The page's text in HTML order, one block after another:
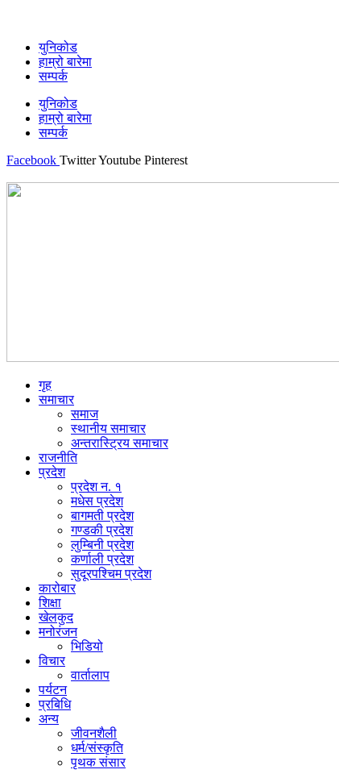
युनिकोड
हाम्रो बारेमा
सम्पर्क
युनिकोड
हाम्रो बारेमा
सम्पर्क
Facebook TwitterYoutube Pinterest
गृह
समाचार
समाज
स्थानीय समाचार
अन्तरास्ट्रिय समाचार
राजनीति
प्रदेश
प्रदेश न. १
मधेस प्रदेश
बागमती प्रदेश
गण्डकी प्रदेश
लुम्बिनी प्रदेश
कर्णाली प्रदेश
सुदूरपश्चिम प्रदेश
कारोबार
शिक्षा
खेलकुद
मनोरंजन
भिडियो
विचार
वार्तालाप
पर्यटन
प्रबिधि
अन्य
जीवनशैली
धर्म/संस्कृति
पृथक संसार